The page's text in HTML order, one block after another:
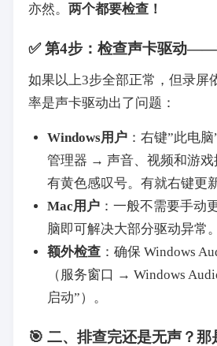
亦然。‌ 两个都要检查！
✅ 第4步：检查声卡驱动
如果以上3步全部正常，但录屏
率是声卡驱动出了问题：
Windows用户：右键”此电
管理器 → 声音、视频和游戏
有黄色感叹号。有就右键更
Mac用户：一般不需要手动
脑即可解决大部分驱动异常。
额外检查：确保 Windows
（服务窗口 → Windows
启动”）。
🎯 二、排查完还是无声？